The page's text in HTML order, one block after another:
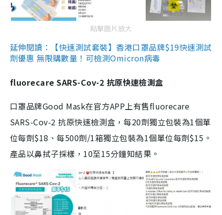
點擊圖片放大
延伸閱讀：【快速測試套裝】香港口罩品牌$19快速測試
劑優惠 無限購數量！可檢測Omicron病毒
fluorecare SARS-Cov-2 抗原快速檢測盒
口罩品牌Good Mask在官方APP上有售fluorecare
SARS-Cov-2 抗原快速檢測盒，每20劑獨立包裝為1個單
位每劑$18、每500劑/1箱獨立包裝為1個單位每劑$15。
產品以鼻拭子採樣，10至15分鐘知結果。